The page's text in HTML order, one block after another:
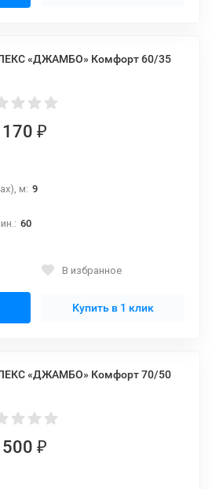
«ДЖАМБО» Комфорт 60/35
₽
м: 9
60
В избранное
Купить в 1 клик
«ДЖАМБО» Комфорт 70/50
₽